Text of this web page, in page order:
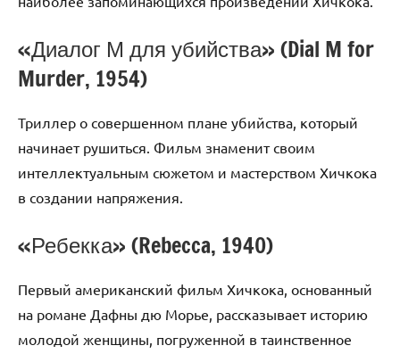
«Диалог М для убийства» (Dial M for
Murder, 1954)
Триллер о совершенном плане убийства, который
начинает рушиться. Фильм знаменит своим
интеллектуальным сюжетом и мастерством Хичкока
в создании напряжения.
«Ребекка» (Rebecca, 1940)
Первый американский фильм Хичкока, основанный
на романе Дафны дю Морье, рассказывает историю
молодой женщины, погруженной в таинственное